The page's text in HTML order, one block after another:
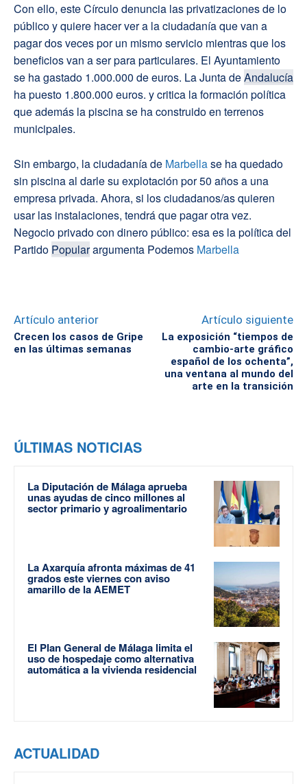
Con ello, este Círculo denuncia las privatizaciones de lo
público y quiere hacer ver a la ciudadanía que van a
pagar dos veces por un mismo servicio mientras que los
beneficios van a ser para particulares. El Ayuntamiento
se ha gastado 1.000.000 de euros. La Junta deAndalucía
ha puesto 1.800.000 euros. y critica la formación política
que además la piscina se ha construido en terrenos
municipales.
Sin embargo, la ciudadanía de Marbellase ha quedado
sin piscina al darle su explotación por 50 años a una
empresa privada. Ahora, si los ciudadanos/as quieren
usar las instalaciones, tendrá que pagar otra vez.
Negocio privado con dinero público: esa es la política del
Partido Popularargumenta Podemos Marbella
Artículo anterior
Crecen los casos de Gripe
en las últimas semanas
Artículo siguiente
La exposición “tiempos de
cambio-arte gráfico
español de los ochenta”,
una ventana al mundo del
arte en la transición
ÚLTIMAS NOTICIAS
La Diputación de Málaga aprueba
unas ayudas de cinco millones al
sector primario y agroalimentario
La Axarquía afronta máximas de 41
grados este viernes con aviso
amarillo de la AEMET
El Plan General de Málaga limita el
uso de hospedaje como alternativa
automática a la vivienda residencial
ACTUALIDAD